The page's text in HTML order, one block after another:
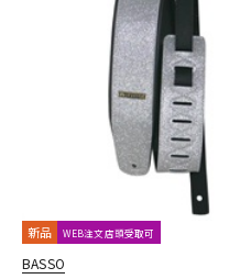
DJ機器
中古
新品 WEB注文店頭受取可
BASSO